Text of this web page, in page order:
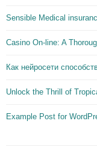
Sensible Medical
Casino On-line: A
Как нейросети
Unlock the Thrill of
Example Post for